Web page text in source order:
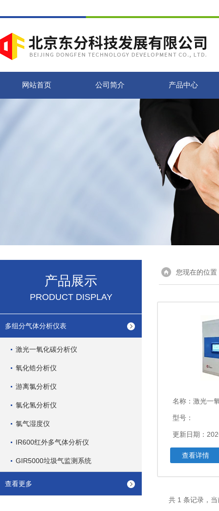
网站首页 公司简介 产品中心
产品展示
PRODUCT DISPLAY
多组分气体分析仪表
激光一氧化碳分析仪
氧化锆分析仪
游离氯分析仪
氯化氢分析仪
氯气湿度仪
IR600红外多气体分析仪
GIR5000垃圾气监测系统
查看更多
您现在的位置
名称： 激光一
型号：
更新日期：
查看详情
共 1 条记录，